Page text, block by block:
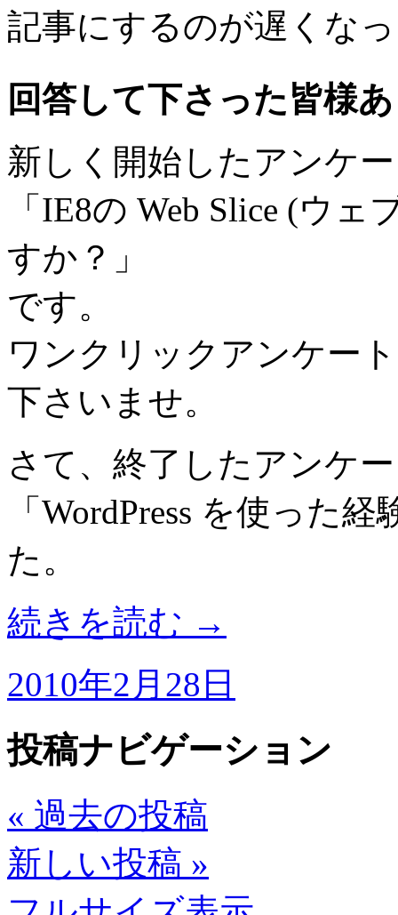
記事にするのが遅くな
回答して下さった皆様
新しく開始したアンケ
「IE8の Web Slice (ウ
すか？」
です。
ワンクリックアンケー
下さいませ。
さて、終了したアンケ
「WordPress を使った
た。
続きを読む →
2010年2月28日
投稿ナビゲーション
« 過去の投稿
新しい投稿 »